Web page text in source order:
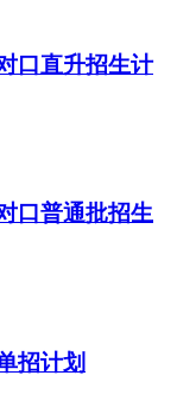
口直升招生计
口普通批招生
招计划